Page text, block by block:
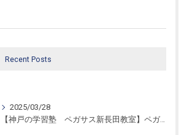
Recent Posts
2025/03/28
【神戸の学習塾 ペガサス新長田教室】ペガサス学習スタイル！